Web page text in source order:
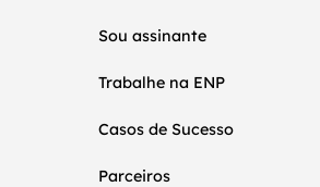
Sou assinante
Trabalhe na ENP
Casos de Sucesso
Parceiros